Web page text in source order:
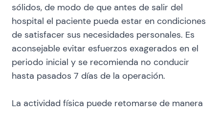
sólidos, de modo de que antes de salir del
hospital el paciente pueda estar en condiciones
de satisfacer sus necesidades personales. Es
aconsejable evitar esfuerzos exagerados en el
periodo inicial y se recomienda no conducir
hasta pasados 7 días de la operación.
La actividad física puede retomarse de manera